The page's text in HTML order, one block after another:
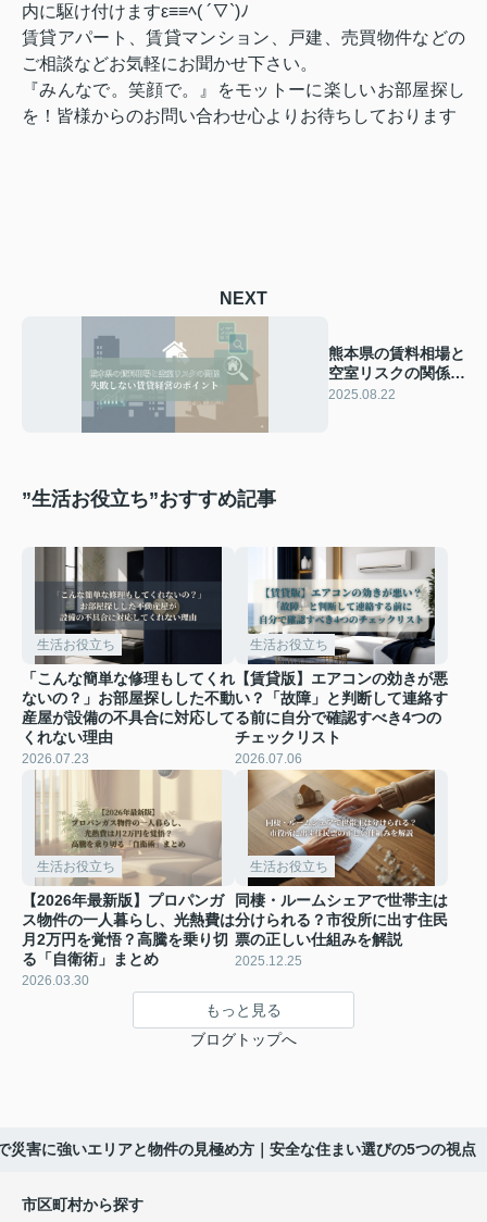
内に駆け付けますε≡≡ﾍ( ´▽`)ﾉ
賃貸アパート、賃貸マンション、戸建、売買物件などの
ご相談などお気軽にお聞かせ下さい。
『みんなで。笑顔で。』をモットーに楽しいお部屋探し
を！皆様からのお問い合わせ心よりお待ちしております
NEXT
熊本県の賃料相場と
空室リスクの関係｜
失敗しない賃貸経営
2025.08.22
”生活お役立ち”おすすめ記事
生活お役立ち
「こんな簡単な修理もしてくれ
ないの？」お部屋探しした不動
産屋が設備の不具合に対応して
くれない理由
2026.07.23
生活お役立ち
【賃貸版】エアコンの効きが悪
い？「故障」と判断して連絡す
る前に自分で確認すべき4つの
チェックリスト
2026.07.06
生活お役立ち
【2026年最新版】プロパンガ
ス物件の一人暮らし、光熱費は
月2万円を覚悟？高騰を乗り切
る「自衛術」まとめ
2026.03.30
生活お役立ち
同棲・ルームシェアで世帯主は
分けられる？市役所に出す住民
票の正しい仕組みを解説
2025.12.25
もっと見る
ブログトップへ
災害に強いエリアと物件の見極め方｜安全な住まい選びの5つの視点
市区町村から探す